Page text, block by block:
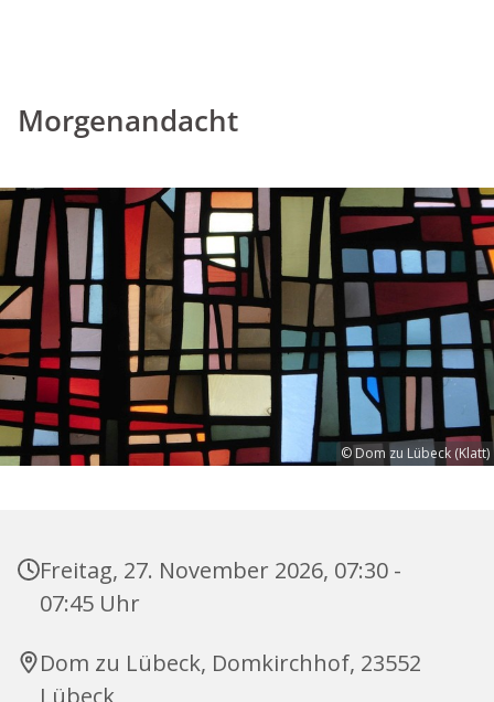
Morgenandacht
© Dom zu Lübeck (Klatt)
Freitag, 27. November 2026, 07:30 -
07:45 Uhr
Dom zu Lübeck, Domkirchhof, 23552